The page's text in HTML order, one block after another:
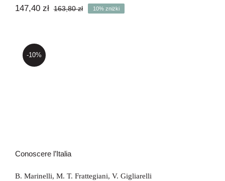
163,80złPierwotna
147,40 zł
Aktualna
10% zniżki
-10%
Conoscere l’Italia
B. Marinelli, M. T. Frattegiani, V. Gigliarelli